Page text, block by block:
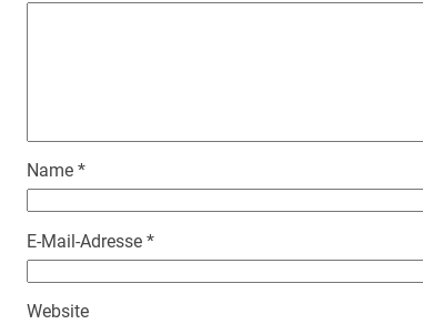
Name *
E-Mail-Adresse *
Website